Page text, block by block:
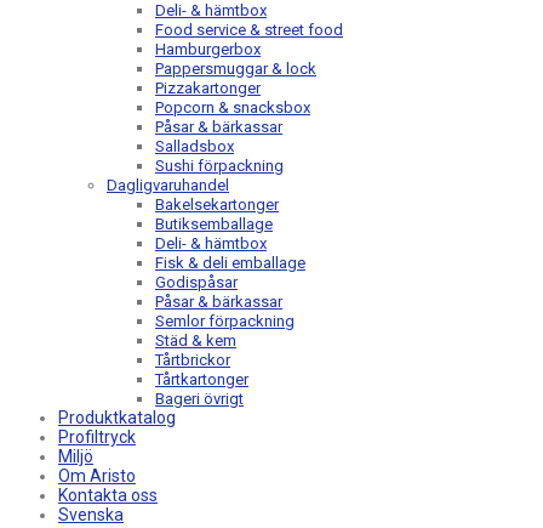
Deli- & hämtbox
Food service & street food
Hamburgerbox
Pappersmuggar & lock
Pizzakartonger
Popcorn & snacksbox
Påsar & bärkassar
Salladsbox
Sushi förpackning
Dagligvaruhandel
Bakelsekartonger
Butiksemballage
Deli- & hämtbox
Fisk & deli emballage
Godispåsar
Påsar & bärkassar
Semlor förpackning
Städ & kem
Tårtbrickor
Tårtkartonger
Bageri övrigt
Produktkatalog
Profiltryck
Miljö
Om Aristo
Kontakta oss
Svenska